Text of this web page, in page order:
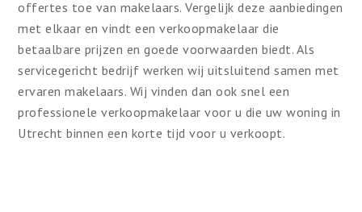
offertes toe van makelaars. Vergelijk deze aanbiedingen
met elkaar en vindt een verkoopmakelaar die
betaalbare prijzen en goede voorwaarden biedt. Als
servicegericht bedrijf werken wij uitsluitend samen met
ervaren makelaars. Wij vinden dan ook snel een
professionele verkoopmakelaar voor u die uw woning in
Utrecht binnen een korte tijd voor u verkoopt.